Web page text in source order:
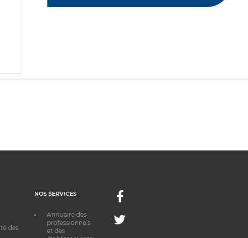
des
NOS SERVICES
Annuaire des
professionnels
et des
Facebook
Twitter